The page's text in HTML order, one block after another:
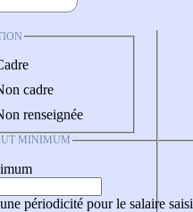
cadre
renseignée
MINIMUM
périodicité pour le salaire saisi